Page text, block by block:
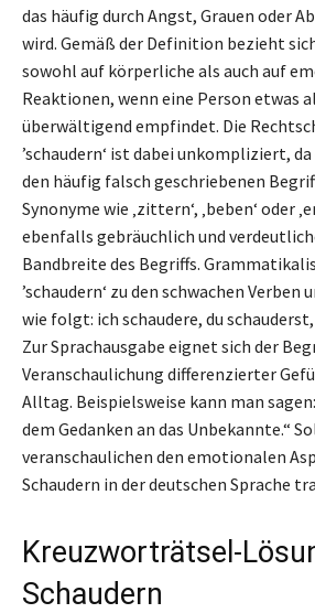
das häufig durch Angst, Grauen oder
wird. Gemäß der Definition bezieht
sowohl auf körperliche als auch auf
Reaktionen, wenn eine Person etwas
überwältigend empfindet. Die
’schaudern‘ ist dabei unkompliziert,
den häufig falsch geschriebenen
Synonyme wie ‚zittern‘, ‚beben‘ oder
ebenfalls gebräuchlich und
Bandbreite des Begriffs.
’schaudern‘ zu den schwachen
wie folgt: ich schaudere, du
Zur Sprachausgabe eignet sich der
Veranschaulichung differenzierter
Alltag. Beispielsweise kann man
dem Gedanken an das Unbekannte.“
veranschaulichen den emotionalen
Schaudern in der deutschen Sprache
Kreuzworträtsel-
Schaudern